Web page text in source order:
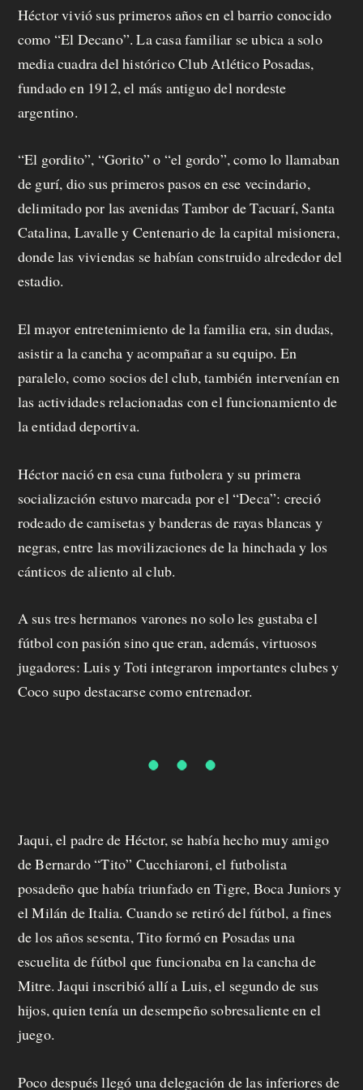
Héctor vivió sus primeros años en el barrio conocido
como “El Decano”. La casa familiar se ubica a solo
media cuadra del histórico Club Atlético Posadas,
fundado en 1912, el más antiguo del nordeste
argentino.
“El gordito”, “Gorito” o “el gordo”, como lo llamaban
de gurí, dio sus primeros pasos en ese vecindario,
delimitado por las avenidas Tambor de Tacuarí, Santa
Catalina, Lavalle y Centenario de la capital misionera,
donde las viviendas se habían construido alrededor del
estadio.
El mayor entretenimiento de la familia era, sin dudas,
asistir a la cancha y acompañar a su equipo. En
paralelo, como socios del club, también intervenían en
las actividades relacionadas con el funcionamiento de
la entidad deportiva.
Héctor nació en esa cuna futbolera y su primera
socialización estuvo marcada por el “Deca”: creció
rodeado de camisetas y banderas de rayas blancas y
negras, entre las movilizaciones de la hinchada y los
cánticos de aliento al club.
A sus tres hermanos varones no solo les gustaba el
fútbol con pasión sino que eran, además, virtuosos
jugadores: Luis y Toti integraron importantes clubes y
Coco supo destacarse como entrenador.
Jaqui, el padre de Héctor, se había hecho muy amigo
de Bernardo “Tito” Cucchiaroni, el futbolista
posadeño que había triunfado en Tigre, Boca Juniors y
el Milán de Italia. Cuando se retiró del fútbol, a fines
de los años sesenta, Tito formó en Posadas una
escuelita de fútbol que funcionaba en la cancha de
Mitre. Jaqui inscribió allí a Luis, el segundo de sus
hijos, quien tenía un desempeño sobresaliente en el
juego.
Poco después llegó una delegación de las inferiores de